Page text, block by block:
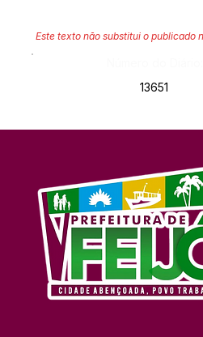
Este texto não substitui o publicado
13651